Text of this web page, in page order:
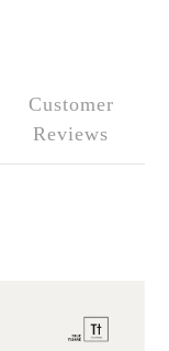
Customer
Reviews